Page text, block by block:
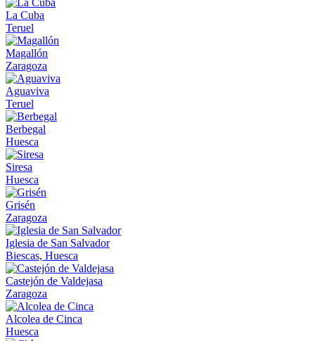
La Cuba
Teruel
Magallón
Zaragoza
Aguaviva
Teruel
Berbegal
Huesca
Siresa
Huesca
Grisén
Zaragoza
Iglesia de San Salvador
Biescas, Huesca
Castejón de Valdejasa
Zaragoza
Alcolea de Cinca
Huesca